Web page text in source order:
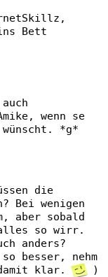
Bett
wenn se
*g*
die
Bei wenigen
aber sobald
alles so wirr.
anders?
besser, nehm
damit klar.
)